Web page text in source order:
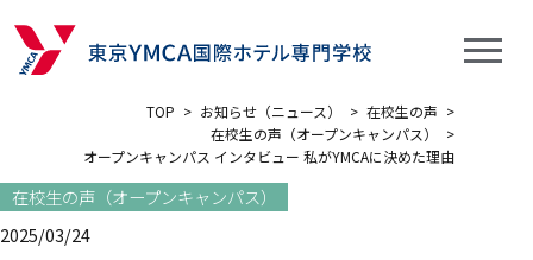
TOP > お知らせ（ニュース） > 在校生の声 >
在校生の声（オープンキャンパス）
>
オープンキャンパス インタビュー 私がYMCAに決めた理由
在校生の声（オープンキャンパス）
2025/03/24